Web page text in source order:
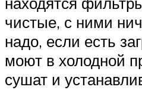
чистые, с ними
надо, если есть
моют в холодной
сушат и